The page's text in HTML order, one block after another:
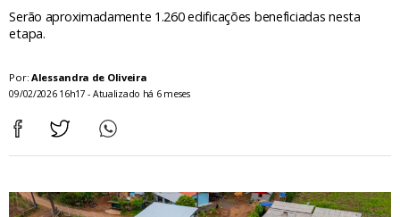
Serão aproximadamente 1.260 edificações beneficiadas nesta
etapa.
Por: Alessandra de Oliveira
09/02/2026 16h17 - Atualizado há 6 meses